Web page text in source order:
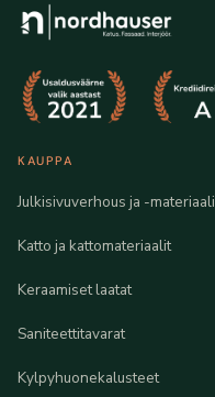
KAUPPA
Julkisivuverhous ja -materiaali
Katto ja kattomateriaalit
Keraamiset laatat
Saniteettitavarat
Kylpyhuonekalusteet